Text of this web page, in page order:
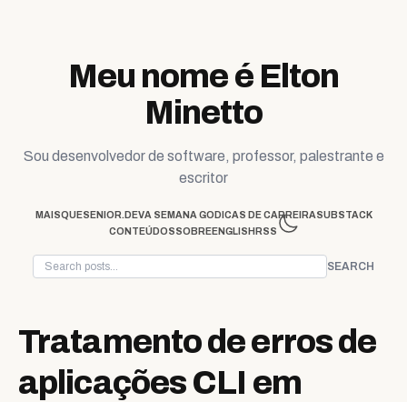
Meu nome é Elton
Minetto
Sou desenvolvedor de software, professor, palestrante e
escritor
MAISQUESENIOR.DEVA SEMANA GO DICAS DE CARREIRASUBSTACK
CONTEÚDOSSOBREENGLISH RSS
SEARCH
Tratamento de erros de
aplicações CLI em